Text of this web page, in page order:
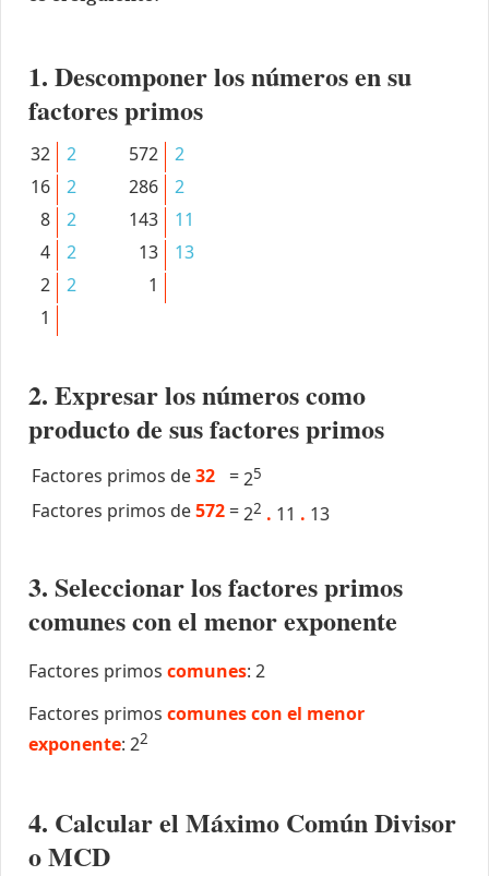
1. Descomponer los números en su
factores primos
32
2
16
2
8
2
4
2
2
2
1
572
2
286
2
143
11
13
13
1
2. Expresar los números como
producto de sus factores primos
Factores primos de32 =25
Factores primos de572 =22 . 11 . 13
3. Seleccionar los factores primos
comunes con el menor exponente
Factores primos comunes: 2
Factores primos comunes con el menor
exponente: 22
4. Calcular el Máximo Común Divisor
o MCD